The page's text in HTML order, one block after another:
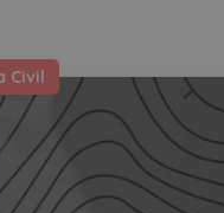
Civil